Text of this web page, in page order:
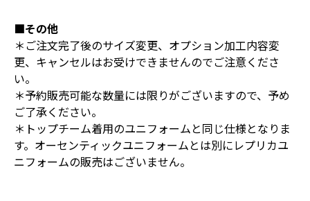
■その他
＊ご注文完了後のサイズ変更、オプション加工内容変
更、キャンセルはお受けできませんのでご注意くださ
い。
＊予約販売可能な数量には限りがございますので、予め
ご了承ください。
＊トップチーム着用のユニフォームと同じ仕様となりま
す。オーセンティックユニフォームとは別にレプリカユ
ニフォームの販売はございません。